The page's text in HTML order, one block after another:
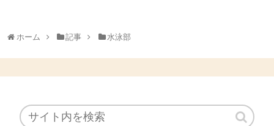
ホーム 記事 水泳部